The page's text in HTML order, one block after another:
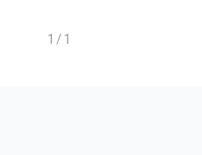
1 / 1